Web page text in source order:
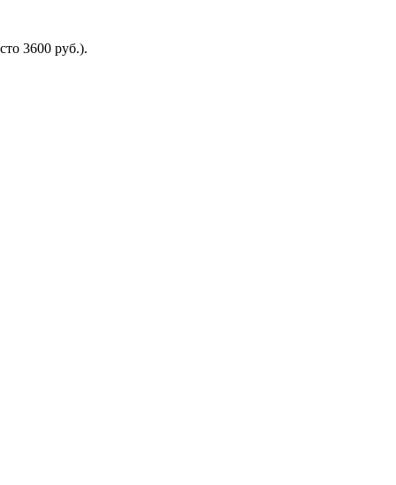
3600 руб.).